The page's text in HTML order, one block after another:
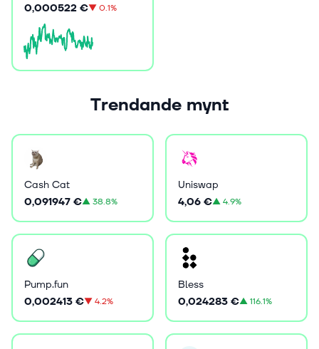
0,000522 €▼0.1%
Trendande mynt
Cash Cat
0,091947 €▲38.8%
Uniswap
4,06 €▲4.9%
Pump.fun
0,002413 €▼4.2%
Bless
0,024283 €▲116.1%